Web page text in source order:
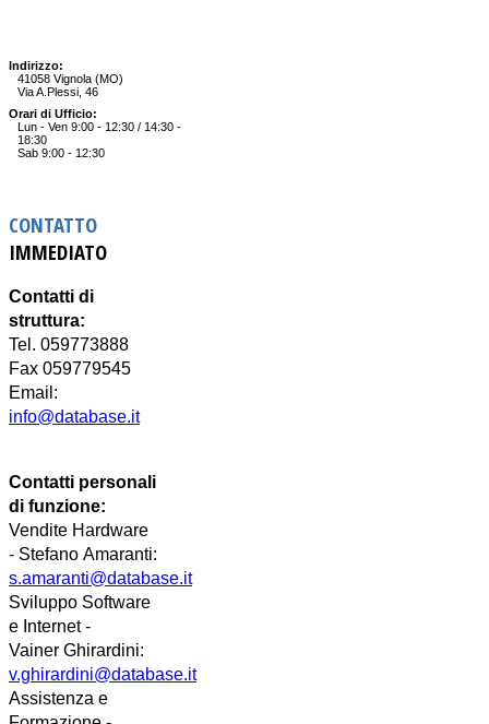
Indirizzo:
41058 Vignola (MO)
Via A.Plessi, 46
Orari di Ufficio:
Lun - Ven 9:00 - 12:30 / 14:30 -
18:30
Sab 9:00 - 12:30
CONTATTO
IMMEDIATO
Contatti di
struttura:
Tel. 059773888
Fax 059779545
Email:
info@database.it
Contatti personali
di funzione:
Vendite Hardware
- Stefano Amaranti:
s.amaranti@database.it
Sviluppo Software
e Internet -
Vainer Ghirardini:
v.ghirardini@database.it
Assistenza e